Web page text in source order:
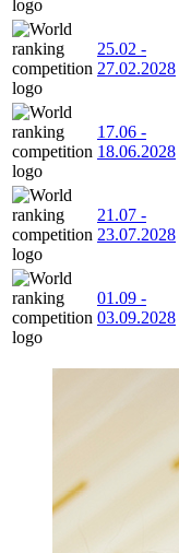
25.02 -
27.02.2028
17.06 -
18.06.2028
21.07 -
23.07.2028
01.09 -
03.09.2028